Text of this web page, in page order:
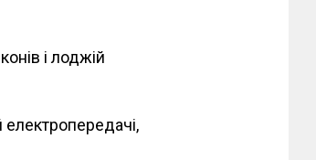
і лоджій
електропередачі,